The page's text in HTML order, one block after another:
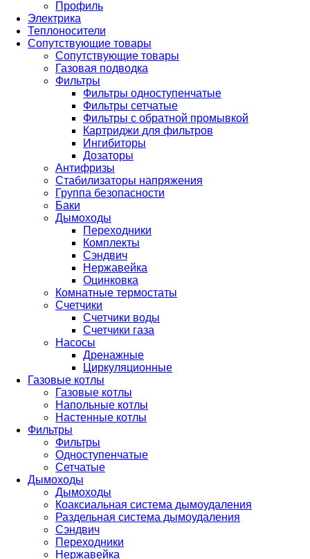
Профиль
Электрика
Теплоносители
Сопутствующие товары
Сопутствующие товары
Газовая подводка
Фильтры
Фильтры одноступенчатые
Фильтры сетчатые
Фильтры с обратной промывкой
Картриджи для фильтров
Ингибиторы
Дозаторы
Антифризы
Стабилизаторы напряжения
Группа безопасности
Баки
Дымоходы
Переходники
Комплекты
Сэндвич
Нержавейка
Оцинковка
Комнатные термостаты
Счетчики
Счетчики воды
Счетчики газа
Насосы
Дренажные
Циркуляционные
Газовые котлы
Газовые котлы
Напольные котлы
Настенные котлы
Фильтры
Фильтры
Одноступенчатые
Сетчатые
Дымоходы
Дымоходы
Коаксиальная система дымоудаления
Раздельная система дымоудаления
Сэндвич
Переходники
Нержавейка